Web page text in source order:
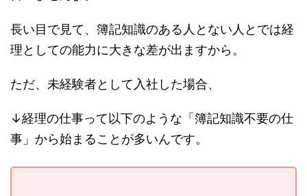
長い目で見て、簿記知識のある人とない人とでは経
理としての能力に大きな差が出ますから。
ただ、未経験者として入社した場合、
↓経理の仕事って以下のような「簿記知識不要の仕
事」から始まることが多いんです。